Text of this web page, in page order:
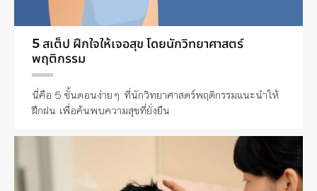
5 สเต็ป ฝึกใจให้เจอสุข โดยนักวิทยาศาสตร์
พฤติกรรม
นี่คือ 5 ขั้นตอนง่ายๆ ที่นักวิทยาศาสตร์พฤติกรรมแนะนำให้
ฝึกฝน เพื่อค้นพบความสุขที่ยั่งยืน